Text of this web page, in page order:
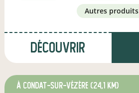
autres produits
Découvrir
à Condat-sur-Vézère (24,1 km)